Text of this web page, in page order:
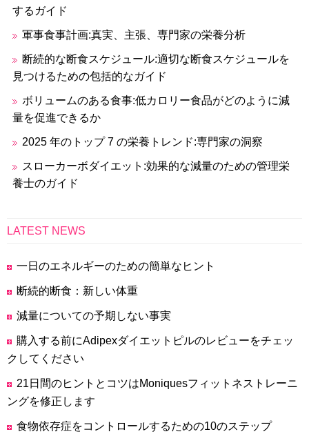
するガイド
軍事食事計画:真実、主張、専門家の栄養分析
断続的な断食スケジュール:適切な断食スケジュールを
見つけるための包括的なガイド
ボリュームのある食事:低カロリー食品がどのように減
量を促進できるか
2025 年のトップ 7 の栄養トレンド:専門家の洞察
スローカーボダイエット:効果的な減量のための管理栄
養士のガイド
LATEST NEWS
一日のエネルギーのための簡単なヒント
断続的断食：新しい体重
減量についての予期しない事実
購入する前にAdipexダイエットピルのレビューをチェッ
クしてください
21日間のヒントとコツはMoniquesフィットネストレーニ
ングを修正します
食物依存症をコントロールするための10のステップ